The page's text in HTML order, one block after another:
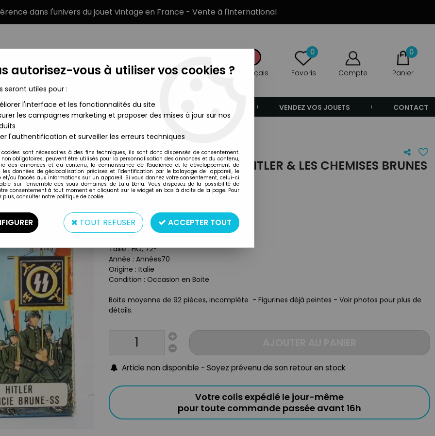
dans l'univers du jouet vintage en France - Vente à l'international
Français
0
Favoris Compte
0
Panier
MARQUES TYPE DE PRODUIT VENDEZ VOS JOUETS CONTACT
Atlantic
ATLANTIC 72EME 10008 HITLER & LES CHEMISES BRUNES
- SS
Type : Figurine
Taille : HO, 72°
Année : Années70
Origine : Italie
Condition : Occasion en Boite
Boite moyenne de 92 pièces, incomplète - Figurines déjà peintes - Voir photos pour plus de
détails.
Article non disponible - Soyez prévenu de son retour en stock
Votre colis expédié le jour-même
pour toute commande passée avant 16h
autorisez-vous à utiliser vos cookies ?
seront utiles pour :
l'interface et les fonctionnalités du site
les campagnes marketing et proposer des mises à jour sur nos
l'authentification et surveiller les erreurs techniques
cookies sont nécessaires à des fins techniques, ils sont donc dispensés de consentement.
non obligatoires, peuvent être utilisés pour la personnalisation des annonces et du contenu,
des annonces et du contenu, la connaissance de l'audience et le développement de
les données de géolocalisation précises et l'identification par le balayage de l'appareil, le
et/ou l'accès aux informations sur un appareil. Si vous donnez votre consentement, celui-ci
sur l’ensemble des sous-domaines de Lulu Berlu. Vous disposez de la possibilité de
consentement à tout moment en cliquant sur le widget en bas à droite de la page. Pour
plus, consulter notre politique de cookie.
TOUT REFUSER ACCEPTER TOUT